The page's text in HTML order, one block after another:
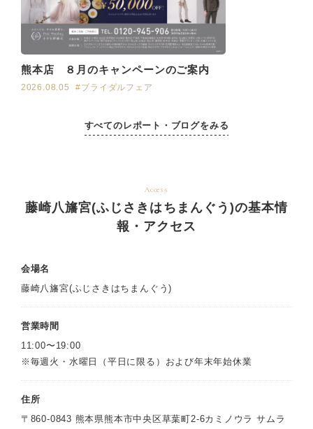
すべてのレポート・ブログをみる
熊本店 ８月のキャンペーンのご案内
2026.08.05 #ブライダルフェア
Access
藤崎八旛宮(ふじさきはちまんぐう)の基本情
報・アクセス
会場名
藤崎八旛宮(ふじさきはちまんぐう)
営業時間
11:00〜19:00
※毎週火・水曜日（平日に限る）および年末年始休業
住所
〒860-0843 熊本県熊本市中央区草葉町2-6カミノウラ サムラ